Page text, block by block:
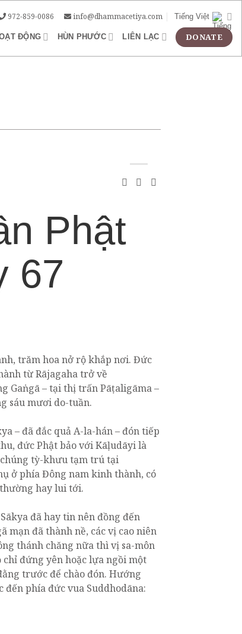
972-859-0086 info@dhammacetiya.com Tiếng Việt
ĐỘNG HÙN PHƯỚC LIÊN LẠC
Phật
67
trăm hoa nở rộ khắp nơi. Đức
từ Rājagaha trở về
Gaṅgā – tại thị trấn Pāṭaligāma –
sáu mươi do-tuần.
– đã đắc quả A-la-hán – đón tiếp
đức Phật bảo với Kāḷudāyi là
tỳ-khưu tạm trú tại
ở phía Đông nam kinh thành, có
hay lui tới.
đã hay tin nên đồng đến
mạn đã thành nề, các vị cao niên
thánh chăng nữa thì vị sa-môn
chỉ đứng yên hoặc lựa ngồi một
trước để chào đón. Hướng
phía đức vua Suddhodāna: